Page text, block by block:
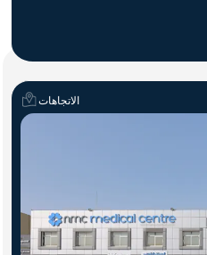
الاتجاهات